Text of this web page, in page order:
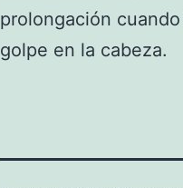
prolongación
golpe en la cabeza.